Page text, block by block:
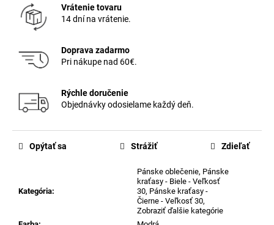
Vrátenie tovaru
14 dní na vrátenie.
Doprava zadarmo
Pri nákupe nad 60€.
Rýchle doručenie
Objednávky odosielame každý deň.
Kategória:
Pánske oblečenie, Pánske
kraťasy - Biele - Veľkosť
30, Pánske kraťasy -
Čierne - Veľkosť 30,
Zobraziť ďalšie kategórie
Opýtať sa Strážiť Zdieľať